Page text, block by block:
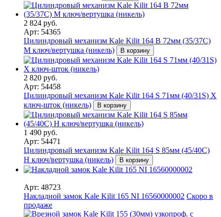
2 824 руб.
Арт: 54365
Цилиндровый механизм Kale Kilit 164 B 72мм (35/37C)
M ключ/вертушка (никель)
В корзину
2 820 руб.
Арт: 54458
Цилиндровый механизм Kale Kilit 164 S 71мм (40/31S) X
ключ-шток (никель)
В корзину
1 490 руб.
Арт: 54471
Цилиндровый механизм Kale Kilit 164 S 85мм (45/40C)
H ключ/вертушка (никель)
В корзину
Арт: 48723
Накладной замок Kale Kilit 165 NI 16560000002 Скоро в
продаже